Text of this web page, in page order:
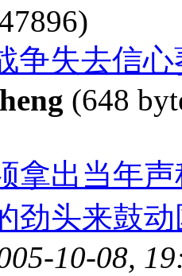
争失去信
(648
拿出当年
劲头来鼓
10-08,